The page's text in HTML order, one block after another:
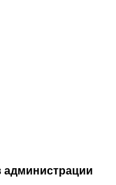
администрации